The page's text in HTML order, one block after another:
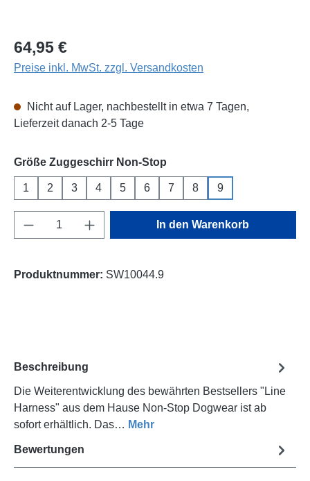
Regulärer Preis:
64,95 €
Preise inkl. MwSt. zzgl. Versandkosten
Nicht auf Lager, nachbestellt in etwa 7 Tagen,
Lieferzeit danach 2-5 Tage
Größe Zuggeschirr Non-Stop
1 2 3 4 5 6 7 8 9
Produkt Anzahl: Gib den gewünschten
In den Warenkorb
Produktnummer: SW10044.9
Beschreibung
Die Weiterentwicklung des bewährten Bestsellers "Line
Harness" aus dem Hause Non-Stop Dogwear ist ab
sofort erhältlich. Das… Mehr
Bewertungen